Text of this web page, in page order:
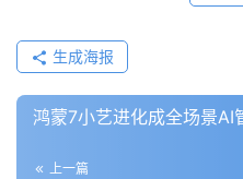
报
告
生成海报
鸿蒙7小艺进化成全场景AI
上一篇